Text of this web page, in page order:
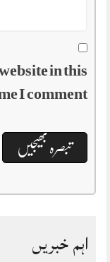
in this
I comment.
اہم خبریں